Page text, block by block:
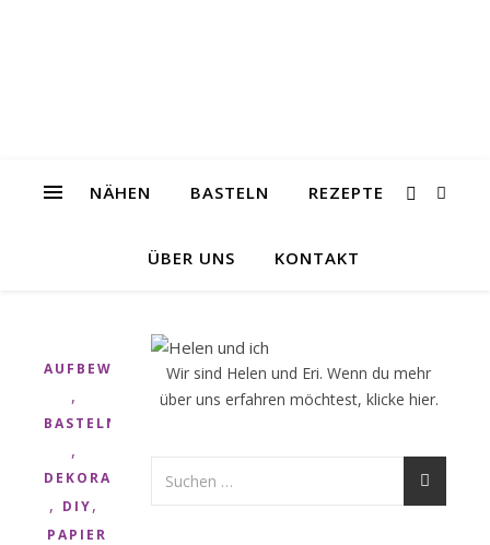
NÄHEN BASTELN REZEPTE
ÜBER UNS KONTAKT
AUFBEWAHRUNG
,
BASTELN
,
DEKORATION
, DIY,
PAPIER
Wir sind Helen und Eri. Wenn du mehr
über uns erfahren möchtest, klicke hier.